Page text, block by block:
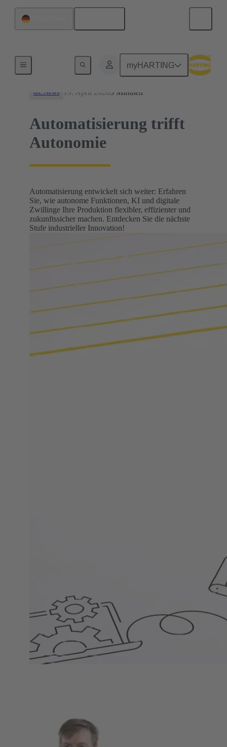
myHARTING
tec.News 19. April 20265 Minuten
Automatisierung trifft
Autonomie
Automatisierung entwickelt sich weiter: Erfahren
Sie, wie autonome Funktionen, KI und digitale
Zwillinge Ihre Produktion flexibler, effizienter und
zukunftssicher machen. Entdecken Sie die nächste
Stufe industrieller Innovation!